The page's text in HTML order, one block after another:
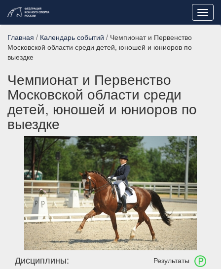
Главная / Календарь событий / Чемпионат и Первенство
Московской области среди детей, юношей и юниоров по
выездке
Чемпионат и Первенство
Московской области среди
детей, юношей и юниоров по
выездке
Результаты
Дисциплины: